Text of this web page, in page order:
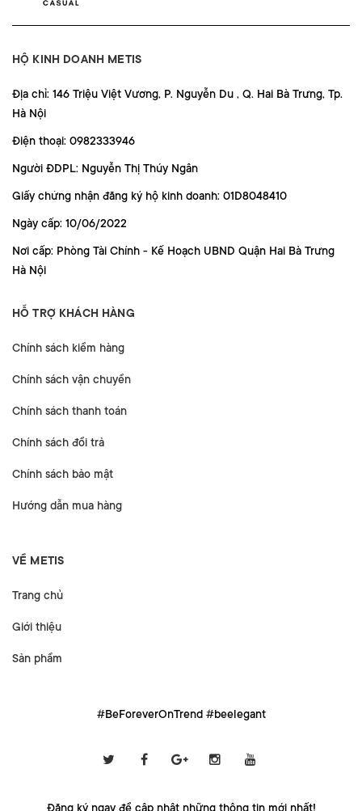
HỘ KINH DOANH METIS
Địa chỉ: 146 Triệu Việt Vương, P. Nguyễn Du , Q. Hai Bà Trưng, Tp.
Hà Nội
Điện thoại: 0982333946
Người ĐDPL: Nguyễn Thị Thúy Ngân
Giấy chứng nhận đăng ký hộ kinh doanh: 01D8048410
Ngày cấp: 10/06/2022
Nơi cấp: Phòng Tài Chính - Kế Hoạch UBND Quận Hai Bà Trưng
Hà Nội
HỖ TRỢ KHÁCH HÀNG
Chính sách kiểm hàng
Chính sách vận chuyển
Chính sách thanh toán
Chính sách đổi trả
Chính sách bảo mật
Hướng dẫn mua hàng
VỀ METIS
Trang chủ
Giới thiệu
Sản phẩm
#BeForeverOnTrend #beelegant
Đăng ký ngay để cập nhật những thông tin mới nhất!